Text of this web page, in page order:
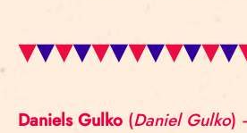
Daniels Gulko (Daniel Gulko)